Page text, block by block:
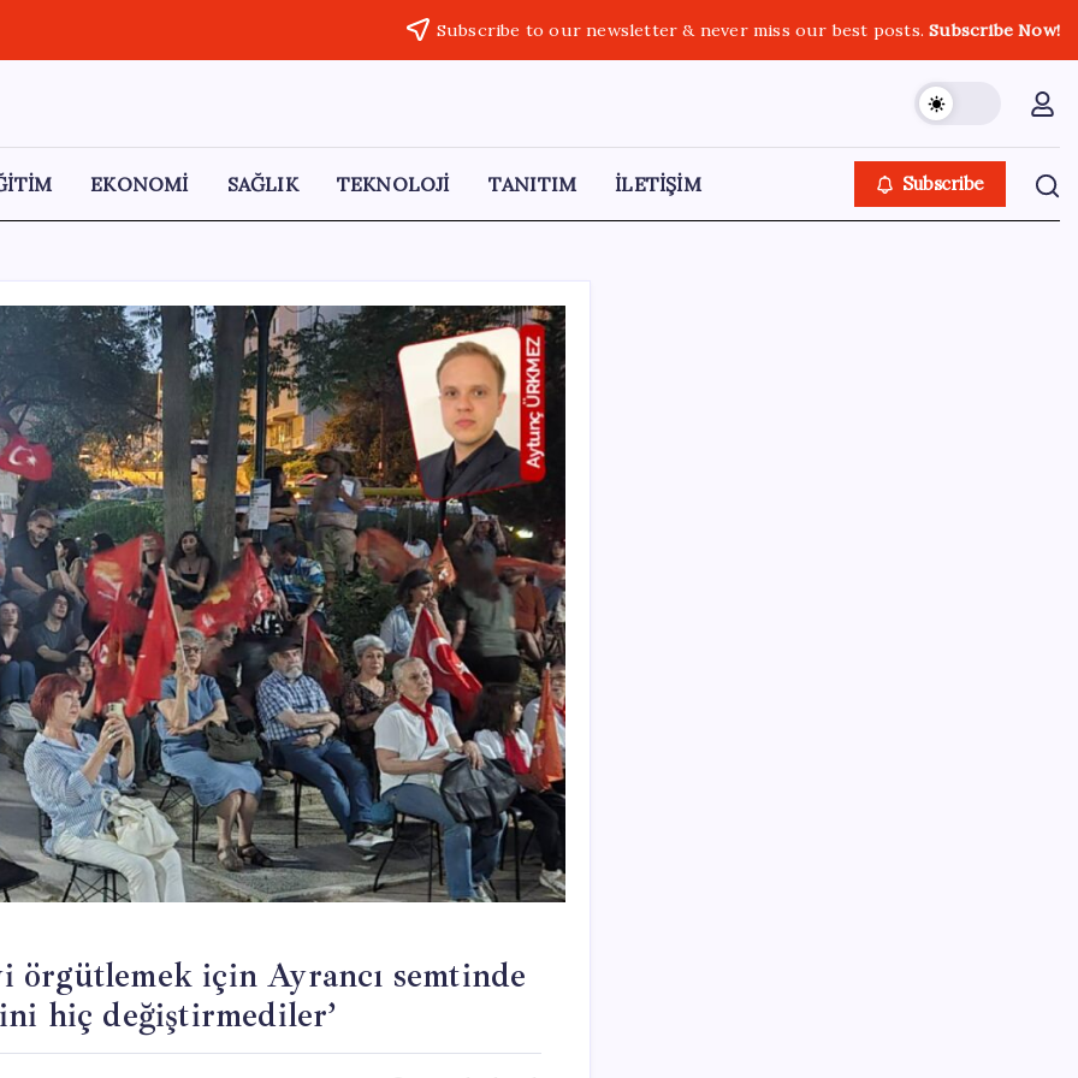
Subscribe to our newsletter & never miss our best posts.Subscribe Now!
EKONOMİ SAĞLIK TEKNOLOJİ TANITIM İLETİŞİM Subscribe
örgütlemek için Ayrancı semtinde
hiç değiştirmediler’